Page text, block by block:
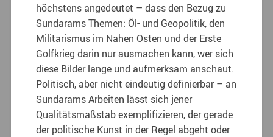
höchstens angedeutet – dass den Bezug zu
Sundarams Themen: Öl- und Geopolitik, den
Militarismus im Nahen Osten und der Erste
Golfkrieg darin nur ausmachen kann, wer sich
diese Bilder lange und aufmerksam anschaut.
Politisch, aber nicht eindeutig definierbar – an
Sundarams Arbeiten lässt sich jener
Qualitätsmaßstab exemplifizieren, der gerade
der politische Kunst in der Regel abgeht oder